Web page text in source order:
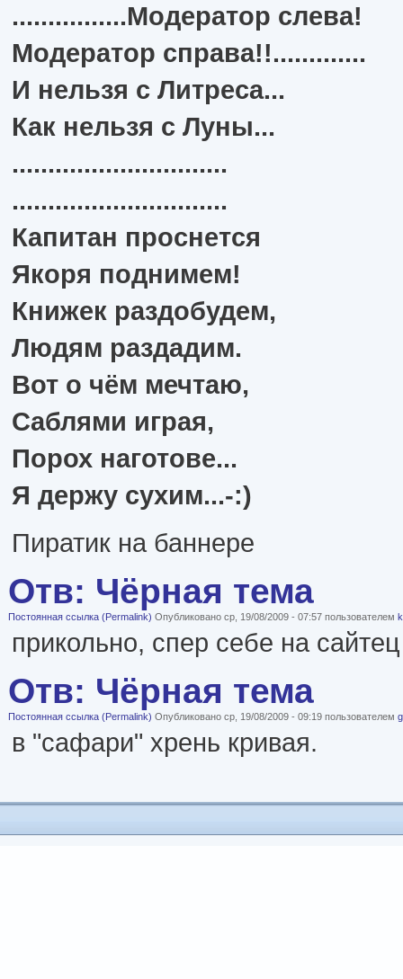
................Модератор слева!
Модератор справа!!.............
И нельзя с Литреса...
Как нельзя с Луны...
..............................
..............................
Капитан проснется
Якоря поднимем!
Книжек раздобудем,
Людям раздадим.
Вот о чём мечтаю,
Саблями играя,
Порох наготове...
Я держу сухим...-:)
Пиратик на баннере
Отв: Чёрная тема
Постоянная ссылка (Permalink) Опубликовано ср, 19/08/2009 - 07:57 пользователем
прикольно, спер себе на сайтец
Отв: Чёрная тема
Постоянная ссылка (Permalink) Опубликовано ср, 19/08/2009 - 09:19 пользователем
в "сафари" хрень кривая.